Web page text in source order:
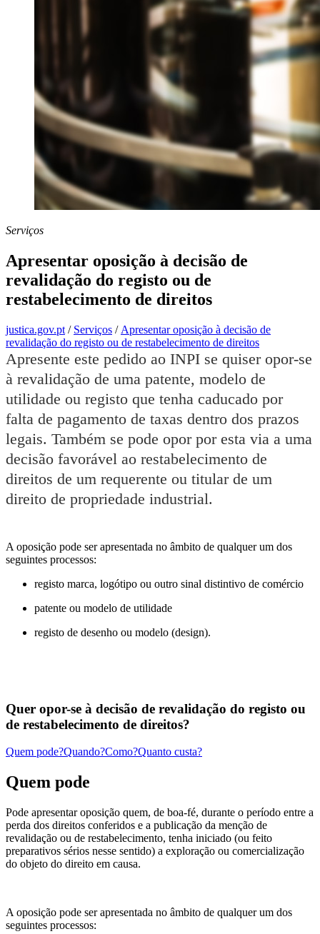
Serviços
Apresentar oposição à decisão de
revalidação do registo ou de
restabelecimento de direitos
justica.gov.pt / Serviços / Apresentar oposição à decisão de
revalidação do registo ou de restabelecimento de direitos
Apresente este pedido ao INPI se quiser opor-se
à revalidação de uma patente, modelo de
utilidade ou registo que tenha caducado por
falta de pagamento de taxas dentro dos prazos
legais. Também se pode opor por esta via a uma
decisão favorável ao restabelecimento de
direitos de um requerente ou titular de um
direito de propriedade industrial.
A oposição pode ser apresentada no âmbito de qualquer um dos
seguintes processos:
registo marca, logótipo ou outro sinal distintivo de comércio
patente ou modelo de utilidade
registo de desenho ou modelo (design).
Quer opor-se à decisão de revalidação do registo ou
de restabelecimento de direitos?
Quem pode?Quando?Como?Quanto custa?
Quem pode
Pode apresentar oposição quem, de boa-fé, durante o período entre a
perda dos direitos conferidos e a publicação da menção de
revalidação ou de restabelecimento, tenha iniciado (ou feito
preparativos sérios nesse sentido) a exploração ou comercialização
do objeto do direito em causa.
A oposição pode ser apresentada no âmbito de qualquer um dos
seguintes processos: